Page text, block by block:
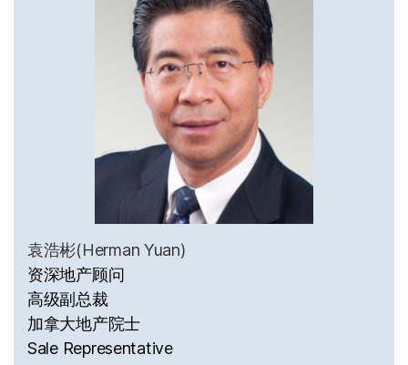
袁浩彬(Herman Yuan)
资深地产顾问
高级副总裁
加拿大地产院士
Sale Representative